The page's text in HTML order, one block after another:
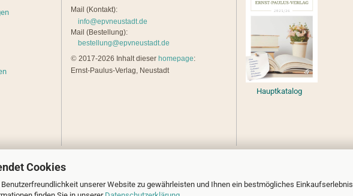
Cookies
unserer Website zu gewährleisten und Ihnen ein bestmögliches Einkaufserlebnis
Mail (Kontakt):
info@epvneustadt.de
Mail (Bestellung):
bestellung@epvneustadt.de
© 2017-2026 Inhalt dieser homepage:
Ernst-Paulus-Verlag, Neustadt
Hauptkatalog